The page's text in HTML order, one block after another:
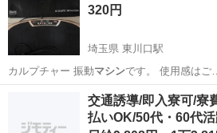
320円
埼玉県 東川口駅
カルプチャー 振動マシンです。 使用感はご
シンを置きっぱなしだっ…
東川口駅 フィット
ブルブルマシーン
交通誘導/即入寮可/寮
払いOK/50代・60代